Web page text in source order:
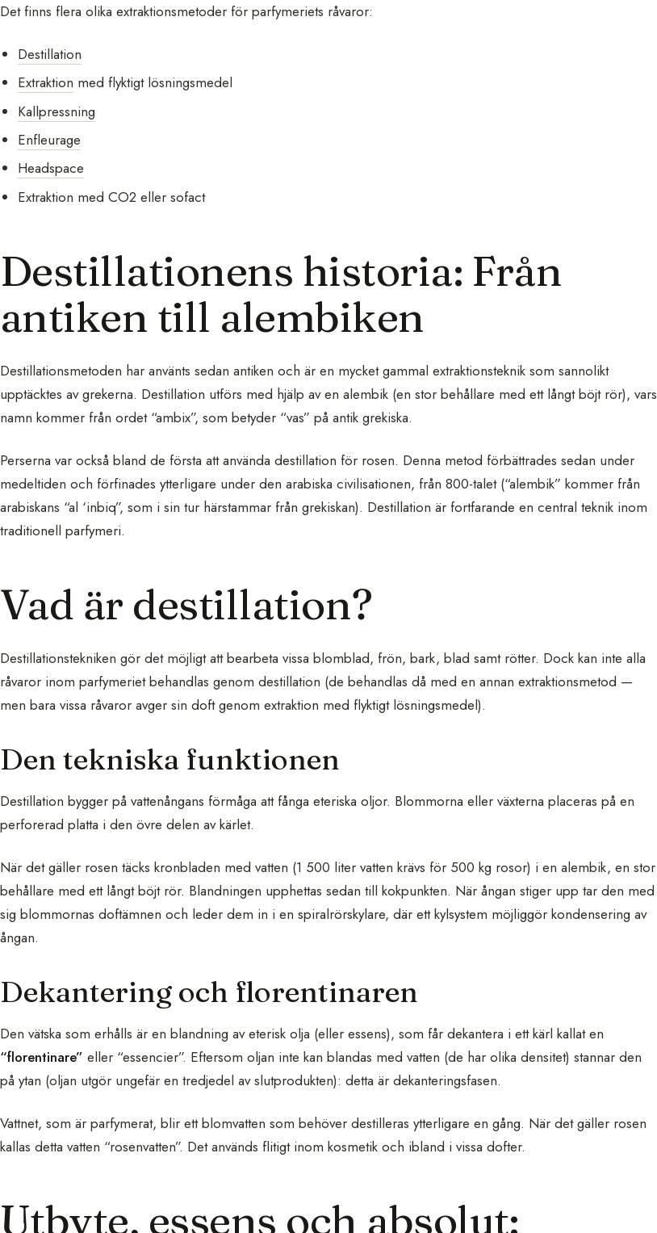
Det finns flera olika extraktionsmetoder för parfymeriets råvaror:
Destillation
Extraktion med flyktigt lösningsmedel
Kallpressning
Enfleurage
Headspace
Extraktion med CO2 eller sofact
Destillationens historia: Från
antiken till alembiken
Destillationsmetoden har använts sedan antiken och är en mycket gammal extraktionsteknik som sannolikt
upptäcktes av grekerna. Destillation utförs med hjälp av en alembik (en stor behållare med ett långt böjt rör), vars
namn kommer från ordet “ambix”, som betyder “vas” på antik grekiska.
Perserna var också bland de första att använda destillation för rosen. Denna metod förbättrades sedan under
medeltiden och förfinades ytterligare under den arabiska civilisationen, från 800-talet (“alembik” kommer från
arabiskans “al ‘inbiq”, som i sin tur härstammar från grekiskan). Destillation är fortfarande en central teknik inom
traditionell parfymeri.
Vad är destillation?
Destillationstekniken gör det möjligt att bearbeta vissa blomblad, frön, bark, blad samt rötter. Dock kan inte alla
råvaror inom parfymeriet behandlas genom destillation (de behandlas då med en annan extraktionsmetod —
men bara vissa råvaror avger sin doft genom extraktion med flyktigt lösningsmedel).
Den tekniska funktionen
Destillation bygger på vattenångans förmåga att fånga eteriska oljor. Blommorna eller växterna placeras på en
perforerad platta i den övre delen av kärlet.
När det gäller rosen täcks kronbladen med vatten (1 500 liter vatten krävs för 500 kg rosor) i en alembik, en stor
behållare med ett långt böjt rör. Blandningen upphettas sedan till kokpunkten. När ångan stiger upp tar den med
sig blommornas doftämnen och leder dem in i en spiralrörskylare, där ett kylsystem möjliggör kondensering av
ångan.
Dekantering och florentinaren
Den vätska som erhålls är en blandning av eterisk olja (eller essens), som får dekantera i ett kärl kallat en
“florentinare” eller “essencier”. Eftersom oljan inte kan blandas med vatten (de har olika densitet) stannar den
på ytan (oljan utgör ungefär en tredjedel av slutprodukten): detta är dekanterings­fasen.
Vattnet, som är parfymerat, blir ett blomvatten som behöver destilleras ytterligare en gång. När det gäller rosen
kallas detta vatten “rosenvatten”. Det används flitigt inom kosmetik och ibland i vissa dofter.
Utbyte, essens och absolut: